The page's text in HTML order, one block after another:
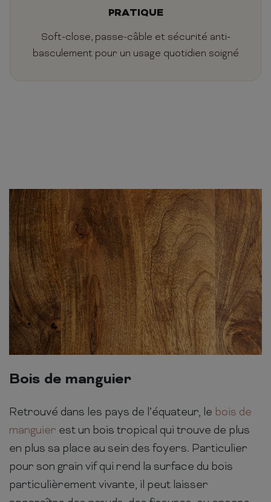
PRATIQUE
Soft-close, passe-câble et sécurité anti-
basculement pour un usage quotidien soigné
Bois de manguier
Retrouvé dans les pays de l’équateur, le bois de
manguier est un bois tropical qui trouve de plus
en plus sa place au sein des foyers. Particulier
pour son grain vif qui rend la surface du bois
particulièrement vivante, il peut laisser